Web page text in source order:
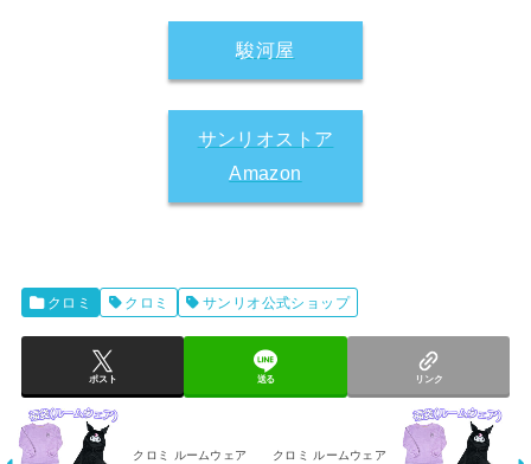
駿河屋
サンリオストア
Amazon
クロミ クロミ サンリオ公式ショップ
ポスト 送る リンク
クロミ ルームウェア
クロミ ルームウェア